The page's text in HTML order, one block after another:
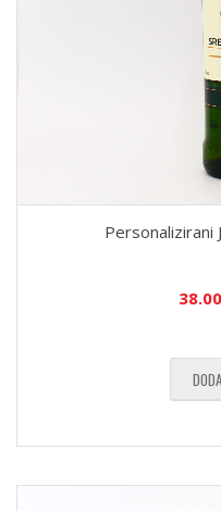
Personalizirani
38.00